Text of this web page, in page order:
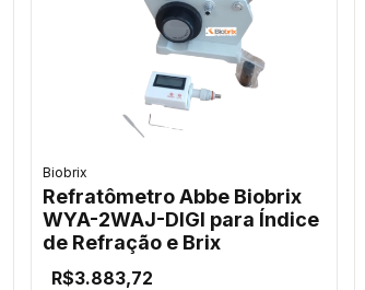
Biobrix
Refratômetro Abbe Biobrix
WYA-2WAJ-DIGI para Índice
de Refração e Brix
R$3.883,72